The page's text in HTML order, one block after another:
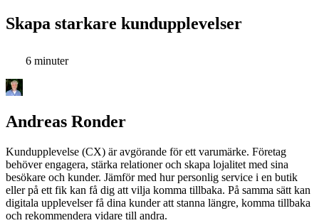
Skapa starkare kundupplevelser
6 minuter
Andreas Ronder
Kundupplevelse (CX) är avgörande för ett varumärke. Företag
behöver engagera, stärka relationer och skapa lojalitet med sina
besökare och kunder. Jämför med hur personlig service i en butik
eller på ett fik kan få dig att vilja komma tillbaka. På samma sätt kan
digitala upplevelser få dina kunder att stanna längre, komma tillbaka
och rekommendera vidare till andra.